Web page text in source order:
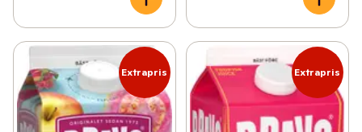
Extrapris Extrapris